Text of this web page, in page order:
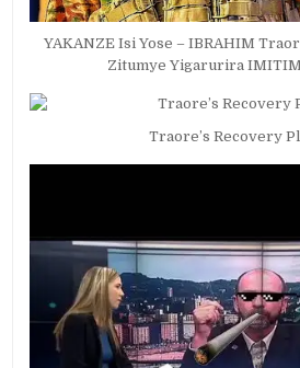
YAKANZE Isi Yose – IBRAHIM
Zitumye Yigarurira
Traore’s Recovery